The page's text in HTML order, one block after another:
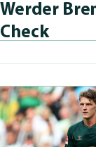
Werder
Check